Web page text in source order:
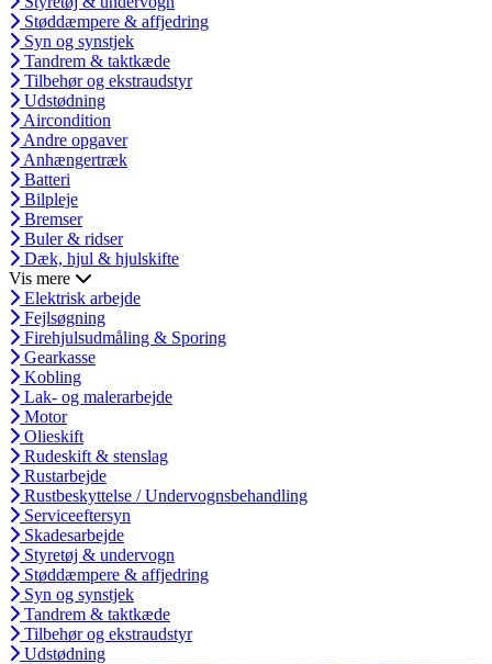
Støddæmpere & affjedring
Syn og synstjek
Tandrem & taktkæde
Tilbehør og ekstraudstyr
Udstødning
Aircondition
Andre opgaver
Anhængertræk
Batteri
Bilpleje
Bremser
Buler & ridser
Dæk, hjul & hjulskifte
Vis mere
Elektrisk arbejde
Fejlsøgning
Firehjulsudmåling & Sporing
Gearkasse
Kobling
Lak- og malerarbejde
Motor
Olieskift
Rudeskift & stenslag
Rustarbejde
Rustbeskyttelse / Undervognsbehandling
Serviceeftersyn
Skadesarbejde
Styretøj & undervogn
Støddæmpere & affjedring
Syn og synstjek
Tandrem & taktkæde
Tilbehør og ekstraudstyr
Udstødning